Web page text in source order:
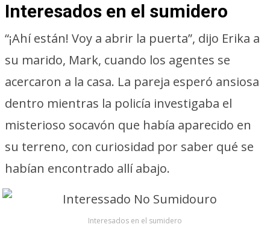
Interesados en el sumidero
“¡Ahí están! Voy a abrir la puerta”, dijo Erika a
su marido, Mark, cuando los agentes se
acercaron a la casa. La pareja esperó ansiosa
dentro mientras la policía investigaba el
misterioso socavón que había aparecido en
su terreno, con curiosidad por saber qué se
habían encontrado allí abajo.
Interesados en el sumidero